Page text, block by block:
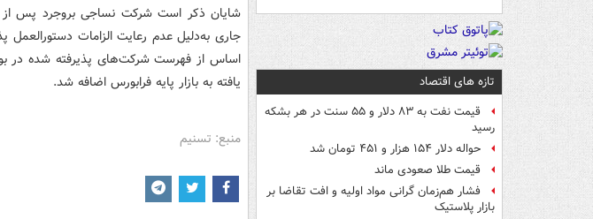
تازه های اقتصاد
قیمت نفت به ۸۳ دلار و ۵۵ سنت در هر بشکه
رسید
حواله دلار ۱۵۴ هزار و ۴۵۱ تومان شد
قیمت طلا صعودی ماند
فشار هم‌زمان گرانی مواد اولیه و افت تقاضا بر
بازار پلاستیک
جاری به‌دلیل عدم رعایت الزامات
اساس از فهرست شرکت‌های پذیرفته شده در
یافته به بازار پایه فرابورس اضافه شد.
منبع: تسنیم